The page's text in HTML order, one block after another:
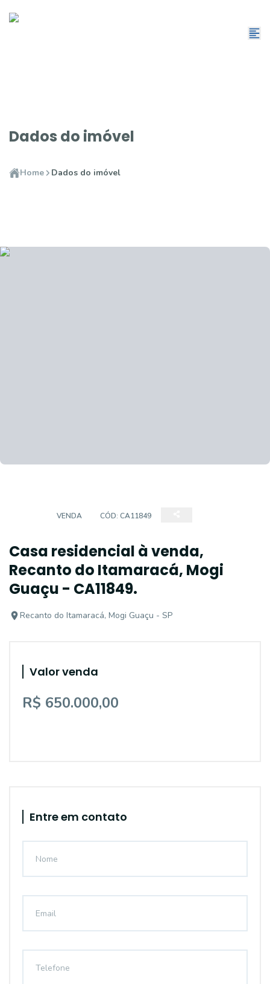
Dados do imóvel
Home Dados do imóvel
VENDA CÓD: CA11849
Casa residencial à venda,
Recanto do Itamaracá, Mogi
Guaçu - CA11849.
Recanto do Itamaracá, Mogi Guaçu - SP
Valor venda
R$ 650.000,00
Entre em contato